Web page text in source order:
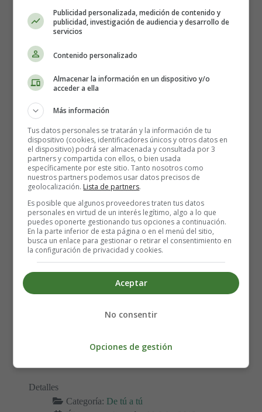
Detalles
Categoría:
Última actualización: 08 Julio 2012
Leer más: EL Sida y su Incidencia en el Sector
Salud y Bienestar
Pocas cosas hay tan relajantes como un buen baño.
Cuando estamos sumergidos en el agua el peso de
nuestro cuerpo se reduce y disminuye la presión de las
articulaciones y los músculos produciendo una agradable
sensación de bienestar.
Si queremos que de verdad sea relajante debemos
provocar un ambiente propicio, buscar un momento en el
timbres y todos aquellos elementos que nos puedan
Luego elegiremos una música relajante y pondremos una
Detalles
Categoría: De tú a tú
Publicidad personalizada, medición de contenido y
publicidad, investigación de audiencia y desarrollo de
servicios
Contenido personalizado
Almacenar la información en un dispositivo y/o
acceder a ella
Más información
Tus datos personales se tratarán y la información de tu
dispositivo (cookies, identificadores únicos y otros datos en
el dispositivo) podrá ser almacenada y consultada por 3
partners y compartida con ellos, o bien usada
específicamente por este sitio. Tanto nosotros como
nuestros partners podemos usar datos precisos de
geolocalización. Lista de partners.
Es posible que algunos proveedores traten tus datos
personales en virtud de un interés legítimo, algo a lo que
puedes oponerte gestionando tus opciones a continuación.
En la parte inferior de esta página o en el menú del sitio,
busca un enlace para gestionar o retirar el consentimiento en
la configuración de privacidad y cookies.
Aceptar
No consentir
Opciones de gestión